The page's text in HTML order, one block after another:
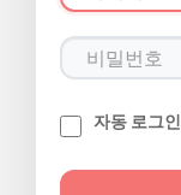
자동 로그인